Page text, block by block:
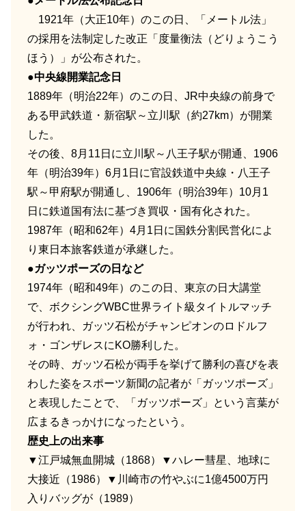
1921年（大正10年）のこの日、「メートル法」
の採用を法制定した改正「度量衡法（どりょうこう
ほう）」が公布された。
●中央線開業記念日
1889年（明治22年）のこの日、JR中央線の前身で
ある甲武鉄道・新宿駅～立川駅（約27km）が開業
した。
その後、8月11日に立川駅～八王子駅が開通、1906
年（明治39年）6月1日に官設鉄道中央線・八王子
駅～甲府駅が開通し、1906年（明治39年）10月1
日に鉄道国有法に基づき買収・国有化された。
1987年（昭和62年）4月1日に国鉄分割民営化によ
り東日本旅客鉄道が承継した。
●ガッツポーズの日など
1974年（昭和49年）のこの日、東京の日大講堂
で、ボクシングWBC世界ライト級タイトルマッチ
が行われ、ガッツ石松がチャンピオンのロドルフ
ォ・ゴンザレスにKO勝利した。
その時、ガッツ石松が両手を挙げて勝利の喜びを表
わした姿をスポーツ新聞の記者が「ガッツポーズ」
と表現したことで、「ガッツポーズ」という言葉が
広まるきっかけになったという。
歴史上の出来事
▼江戸城無血開城（1868）▼ハレー彗星、地球に
大接近（1986）▼川崎市の竹やぶに1億4500万円
入りバッグが（1989）